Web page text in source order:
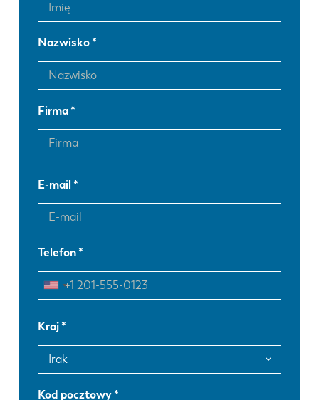
Nazwisko
Firma
E-mail
Telefon
Kraj
Kod pocztowy
DE